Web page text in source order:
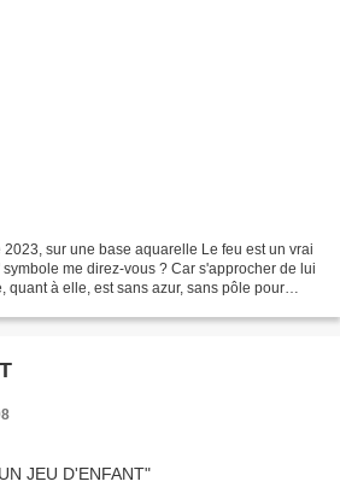
2023, sur une base aquarelle Le feu est un vrai
me direz-vous ? Car s'approcher de lui
quant à elle, est sans azur, sans pôle pour